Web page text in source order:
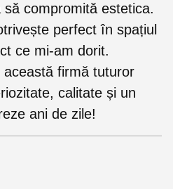
compromită estetica.
perfect în spațiul
ce mi-am dorit.
firmă tuturor
calitate și un
ani de zile!